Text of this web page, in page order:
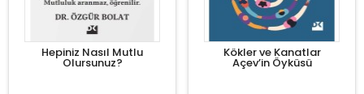
Hepiniz Nasıl Mutlu
Olursunuz?
Kökler ve Kanatlar
Açev’in Öyküsü